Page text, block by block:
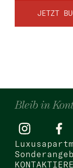
JETZT
Bleib in